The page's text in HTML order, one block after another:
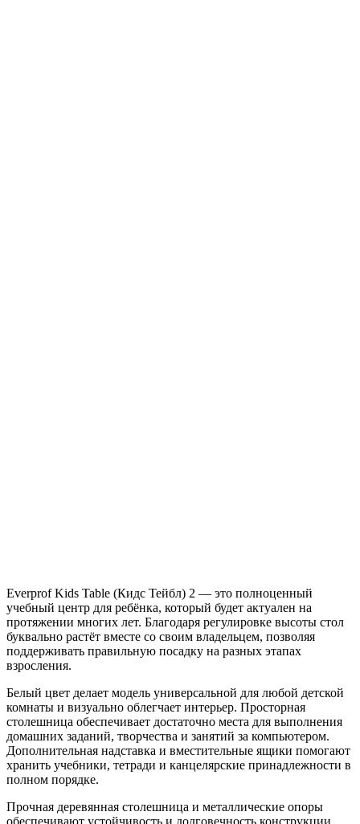
Everprof Kids Table (Кидс Тейбл) 2 — это полноценный
учебный центр для ребёнка, который будет актуален на
протяжении многих лет. Благодаря регулировке высоты стол
буквально растёт вместе со своим владельцем, позволяя
поддерживать правильную посадку на разных этапах
взросления.
Белый цвет делает модель универсальной для любой детской
комнаты и визуально облегчает интерьер. Просторная
столешница обеспечивает достаточно места для выполнения
домашних заданий, творчества и занятий за компьютером.
Дополнительная надставка и вместительные ящики помогают
хранить учебники, тетради и канцелярские принадлежности в
полном порядке.
Прочная деревянная столешница и металлические опоры
обеспечивают устойчивость и долговечность конструкции.